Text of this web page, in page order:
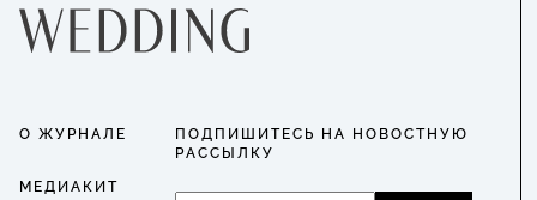
О ЖУРНАЛЕ
МЕДИАКИТ
ПОДПИШИТЕСЬ НА НОВОСТНУЮ
РАССЫЛКУ